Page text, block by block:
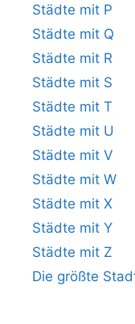
Städte mit P
Städte mit Q
Städte mit R
Städte mit S
Städte mit T
Städte mit U
Städte mit V
Städte mit W
Städte mit X
Städte mit Y
Städte mit Z
Die größte